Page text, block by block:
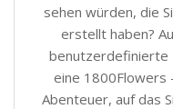
sehen würden, die
erstellt haben?
benutzerdefinierte
eine 1800Flowers
Abenteuer, auf das